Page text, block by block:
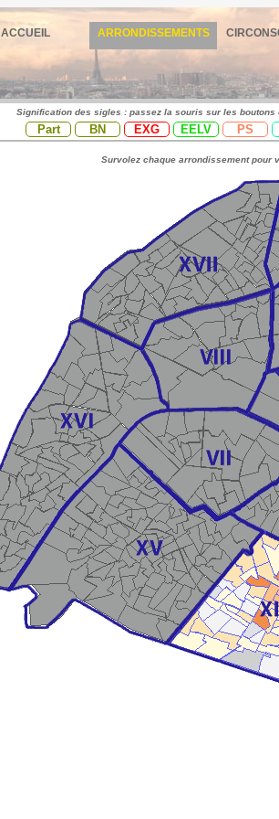
ACCUEIL ARRONDISSEMENTS
Signification des sigles : passez la souris sur les boutons
Part BN EXG EELV PS
Survolez chaque arrondissement pour